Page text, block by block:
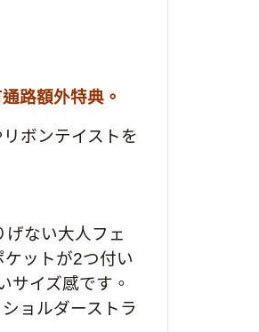
通路額外特典。
ボンテイストを
ない大人フェ
ットが2つ付い
サイズ感です。
ョルダーストラ